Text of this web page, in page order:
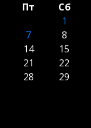
Пт
Сб
1
7
8
14
15
21
22
28
29